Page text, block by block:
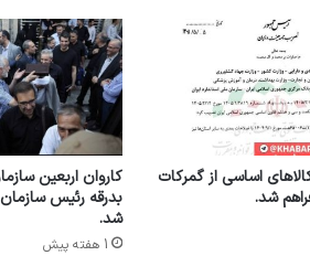
و
ی
ن
د
ه
ف
ا
ق
اساسی از گمرکات
شد.
کاروان اربعین
بدرقه رئیس
شد.
1 هفته پیش